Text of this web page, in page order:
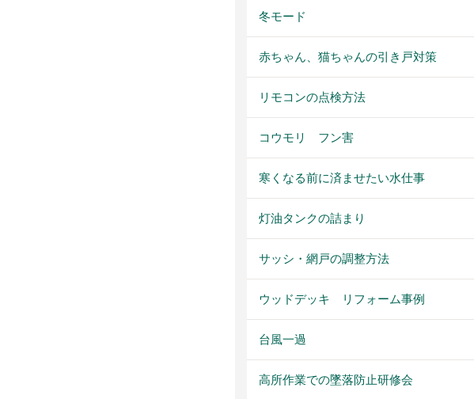
冬モード
赤ちゃん、猫ちゃんの引き戸対策
リモコンの点検方法
コウモリ フン害
寒くなる前に済ませたい水仕事
灯油タンクの詰まり
サッシ・網戸の調整方法
ウッドデッキ リフォーム事例
台風一過
高所作業での墜落防止研修会